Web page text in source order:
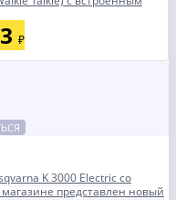
₽
K 3000 Electric со
представлен новый